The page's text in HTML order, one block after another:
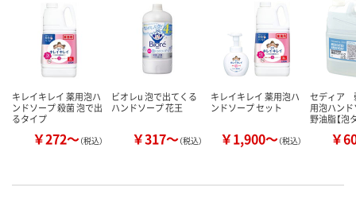
キレイキレイ 薬用泡ハ
ンドソープ 殺菌 泡で出
るタイプ
￥272～（税込）
ビオレu 泡で出てくる
ハンドソープ 花王
￥317～（税込）
キレイキレイ 薬用泡ハ
ンドソープ セット
￥1,900～（税込）
セディア
用泡ハン
野油脂【泡
￥